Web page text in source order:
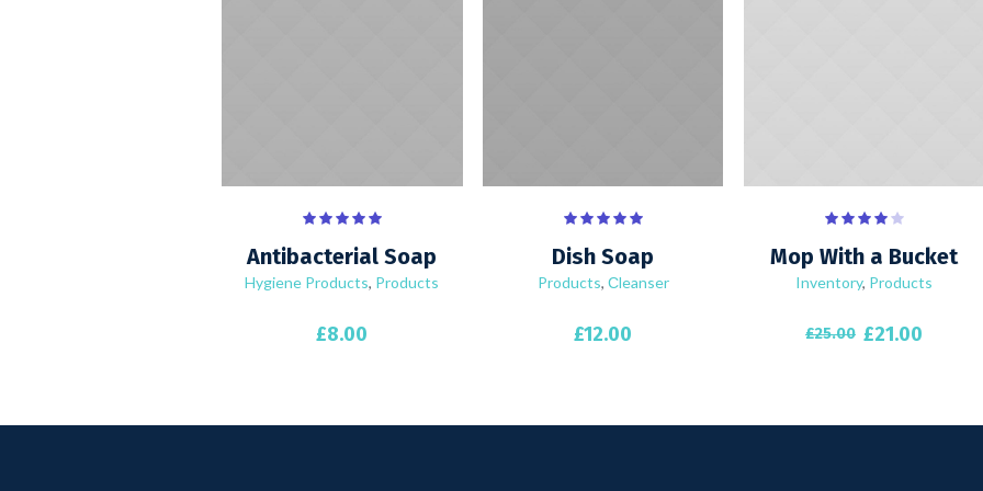
Antibacterial Soap
Hygiene Products, Products
£8.00
Dish Soap
Products, Сleanser
£12.00
Mop With a Bucket
Inventory, Products
£25.00 Original
£21.00